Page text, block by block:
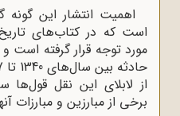
اهمیت انتشار این گونه
است که در کتاب‌های تاریخ
مورد توجه قرار گرفته است
از لابلای این نقل
برخی از مبارزین و مبارزات